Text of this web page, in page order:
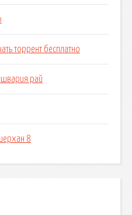
торрент бесплатно
рай
8